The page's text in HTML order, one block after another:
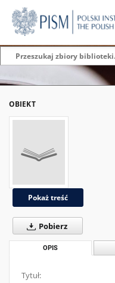
OBIEKT
Pokaż treść
Pobierz
OPIS
Tytuł: